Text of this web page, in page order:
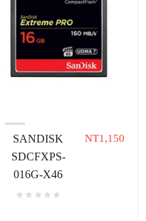
SANDISK
SDCFXPS-
016G-X46
NT1,150